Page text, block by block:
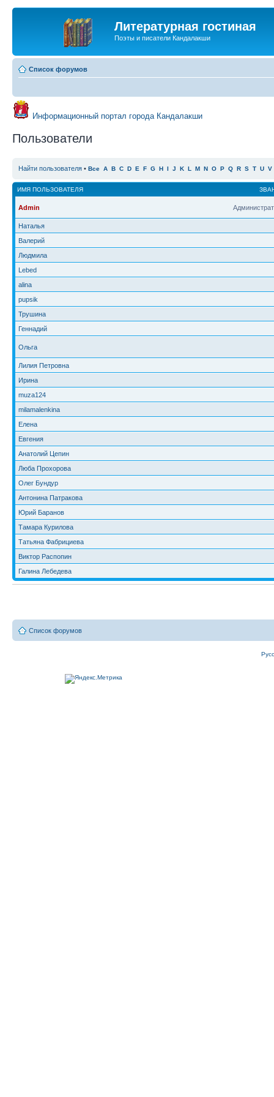
Литературная гостиная
Поэты и писатели Кандалакши
Список форумов
Информационный портал города Кандалакши
Пользователи
Найти пользователя • Все A B C D E F G H I J K L M N O P Q R S T U V
ИМЯ ПОЛЬЗОВАТЕЛЯ
Admin
Наталья
Валерий
Людмила
Lebed
alina
pupsik
Трушина
Геннадий
Ольга
Лилия Петровна
Ирина
muza124
milamalenkina
Елена
Евгения
Анатолий Цепин
Люба Прохорова
Олег Бундур
Антонина Патракова
Юрий Баранов
Тамара Курилова
Татьяна Фабрициева
Виктор Распопин
Галина Лебедева
Список форумов